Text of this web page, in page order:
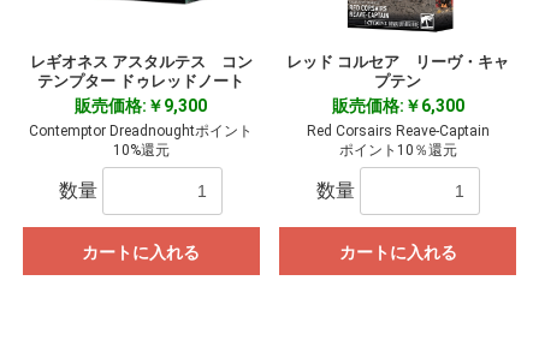
レギオネス アスタルテス コン
テンプター ドゥレッドノート
販売価格:￥9,300
Contemptor Dreadnoughtポイント
10%還元
数量
カートに入れる
レッド コルセア リーヴ・キャ
プテン
販売価格:￥6,300
Red Corsairs Reave-Captain
ポイント10％還元
数量
カートに入れる